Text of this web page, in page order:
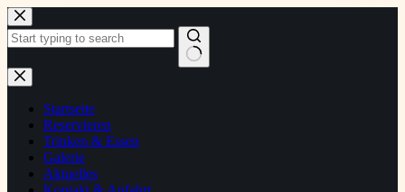
Zum
Inhalt
springen
Keine
Ergebnisse
Startseite
Reservieren
Trinken & Essen
Galerie
Aktuelles